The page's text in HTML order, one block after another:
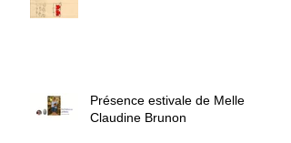
Présence estivale de Melle
Claudine Brunon